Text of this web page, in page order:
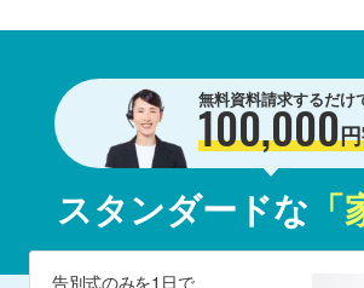
無料資料請求するだけ
100,000
スタンダードな
告別式のみを1日で